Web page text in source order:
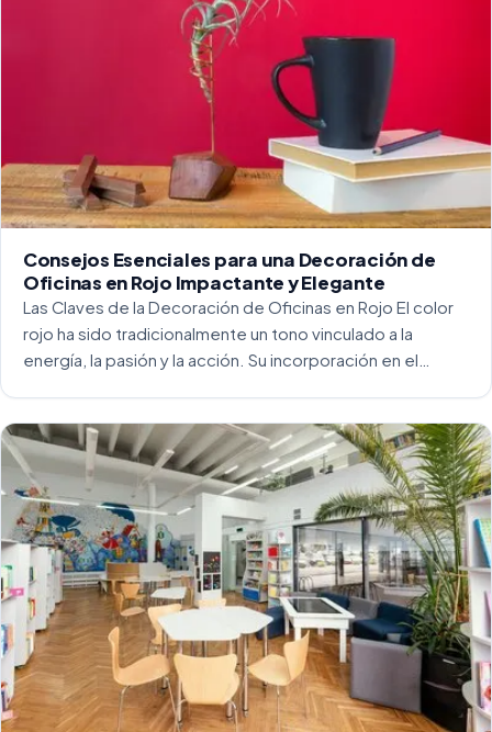
Consejos Esenciales para una Decoración de
Oficinas en Rojo Impactante y Elegante
Las Claves de la Decoración de Oficinas en Rojo El color
rojo ha sido tradicionalmente un tono vinculado a la
energía, la pasión y la acción. Su incorporación en el